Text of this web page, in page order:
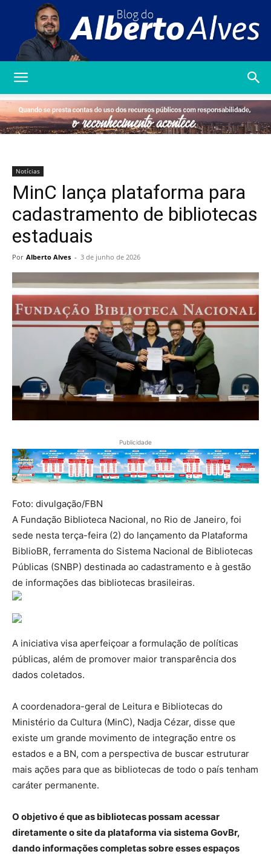
Alberto
Notícias
MinC lança plataforma para
cadastramento de bibliotecas
estaduais
Por Alberto Alves - 3 de junho de 2026
Publicidade
Foto: divulgação/FBN
A Fundação Biblioteca Nacional, no Rio de Janeiro, foi
sede nesta terça-feira (2) do lançamento da Plataforma
BiblioBR, ferramenta do Sistema Nacional de Bibliotecas
Públicas (SNBP) destinada ao cadastramento e à gestão
de informações das bibliotecas brasileiras.
A iniciativa visa aperfeiçoar a formulação de políticas
públicas, além de promover maior transparência dos
dados coletados.
A coordenadora-geral de Leitura e Bibliotecas do
Ministério da Cultura (MinC), Nadja Cézar, disse que
existe um grande movimento de integração entre os
estados e a BN, com a perspectiva de buscar estruturar
mais ações para que as bibliotecas de todo o país tenham
caráter permanente.
O objetivo é que as bibliotecas possam acessar
diretamente o site da plataforma via sistema GovBr,
dando informações completas sobre esses espaços